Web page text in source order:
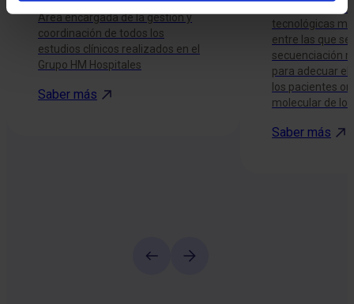
Área encargada de la gestión y
coordinación de todos los
estudios clínicos realizados en el
Grupo HM Hospitales
Saber más
Utiliza las
tecnológicas
entre las que
secuenciación
para adecuar
los pacientes
molecular de
Saber más